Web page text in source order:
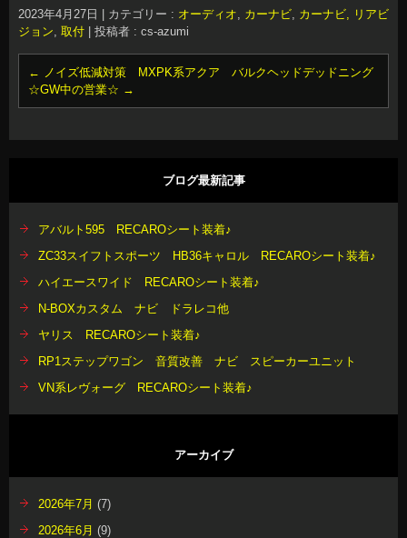
2023年4月27日 カテゴリー : オーディオ, カーナビ, カーナビ, リアビ
ジョン, 取付 投稿者 : cs-azumi
← ノイズ低減対策 MXPK系アクア バルクヘッドデッドニング
☆GW中の営業☆ →
ブログ最新記事
アバルト595 RECAROシート装着♪
ZC33スイフトスポーツ HB36キャロル RECAROシート装着♪
ハイエースワイド RECAROシート装着♪
N-BOXカスタム ナビ ドラレコ他
ヤリス RECAROシート装着♪
RP1ステップワゴン 音質改善 ナビ スピーカーユニット
VN系レヴォーグ RECAROシート装着♪
アーカイブ
2026年7月 (7)
2026年6月 (9)